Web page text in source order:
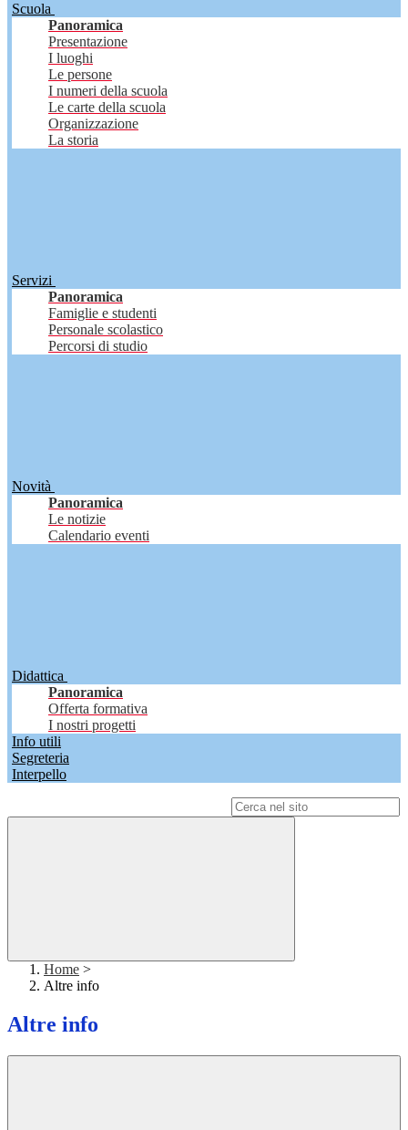
Scuola
Panoramica
Presentazione
I luoghi
Le persone
I numeri della scuola
Le carte della scuola
Organizzazione
La storia
Servizi
Panoramica
Famiglie e studenti
Personale scolastico
Percorsi di studio
Novità
Panoramica
Le notizie
Calendario eventi
Didattica
Panoramica
Offerta formativa
I nostri progetti
Info utili
Segreteria
Interpello
Home >
Altre info
Altre info